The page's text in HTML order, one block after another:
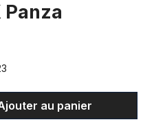
Panza
: Entrez la
au panier